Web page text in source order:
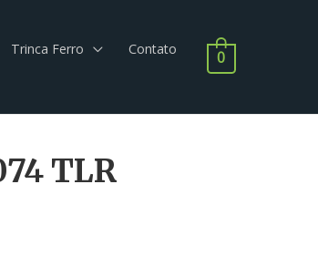
Trinca Ferro Contato 0
TLR